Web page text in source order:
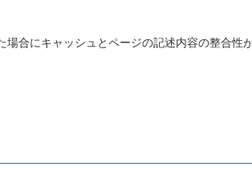
合にキャッシュとページの記述内容の整合性